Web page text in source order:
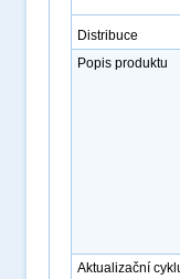
Distribuce
Popis produktu
Aktualizační